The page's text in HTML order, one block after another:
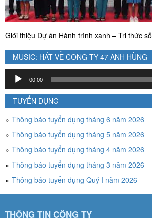
Giới thiệu Dự án Hành trình xanh – Tri thức số
MUSIC: HÁT VỀ CÔNG TY 47 ANH HÙNG
Trình
chơi
Audio
00:00
TUYỂN DỤNG
Thông báo tuyển dụng tháng 6 năm 2026
Thông báo tuyển dụng tháng 5 năm 2026
Thông báo tuyển dụng tháng 4 năm 2026
Thông báo tuyển dụng tháng 3 năm 2026
Thông báo tuyển dụng Quý I năm 2026
THÔNG TIN CÔNG TY